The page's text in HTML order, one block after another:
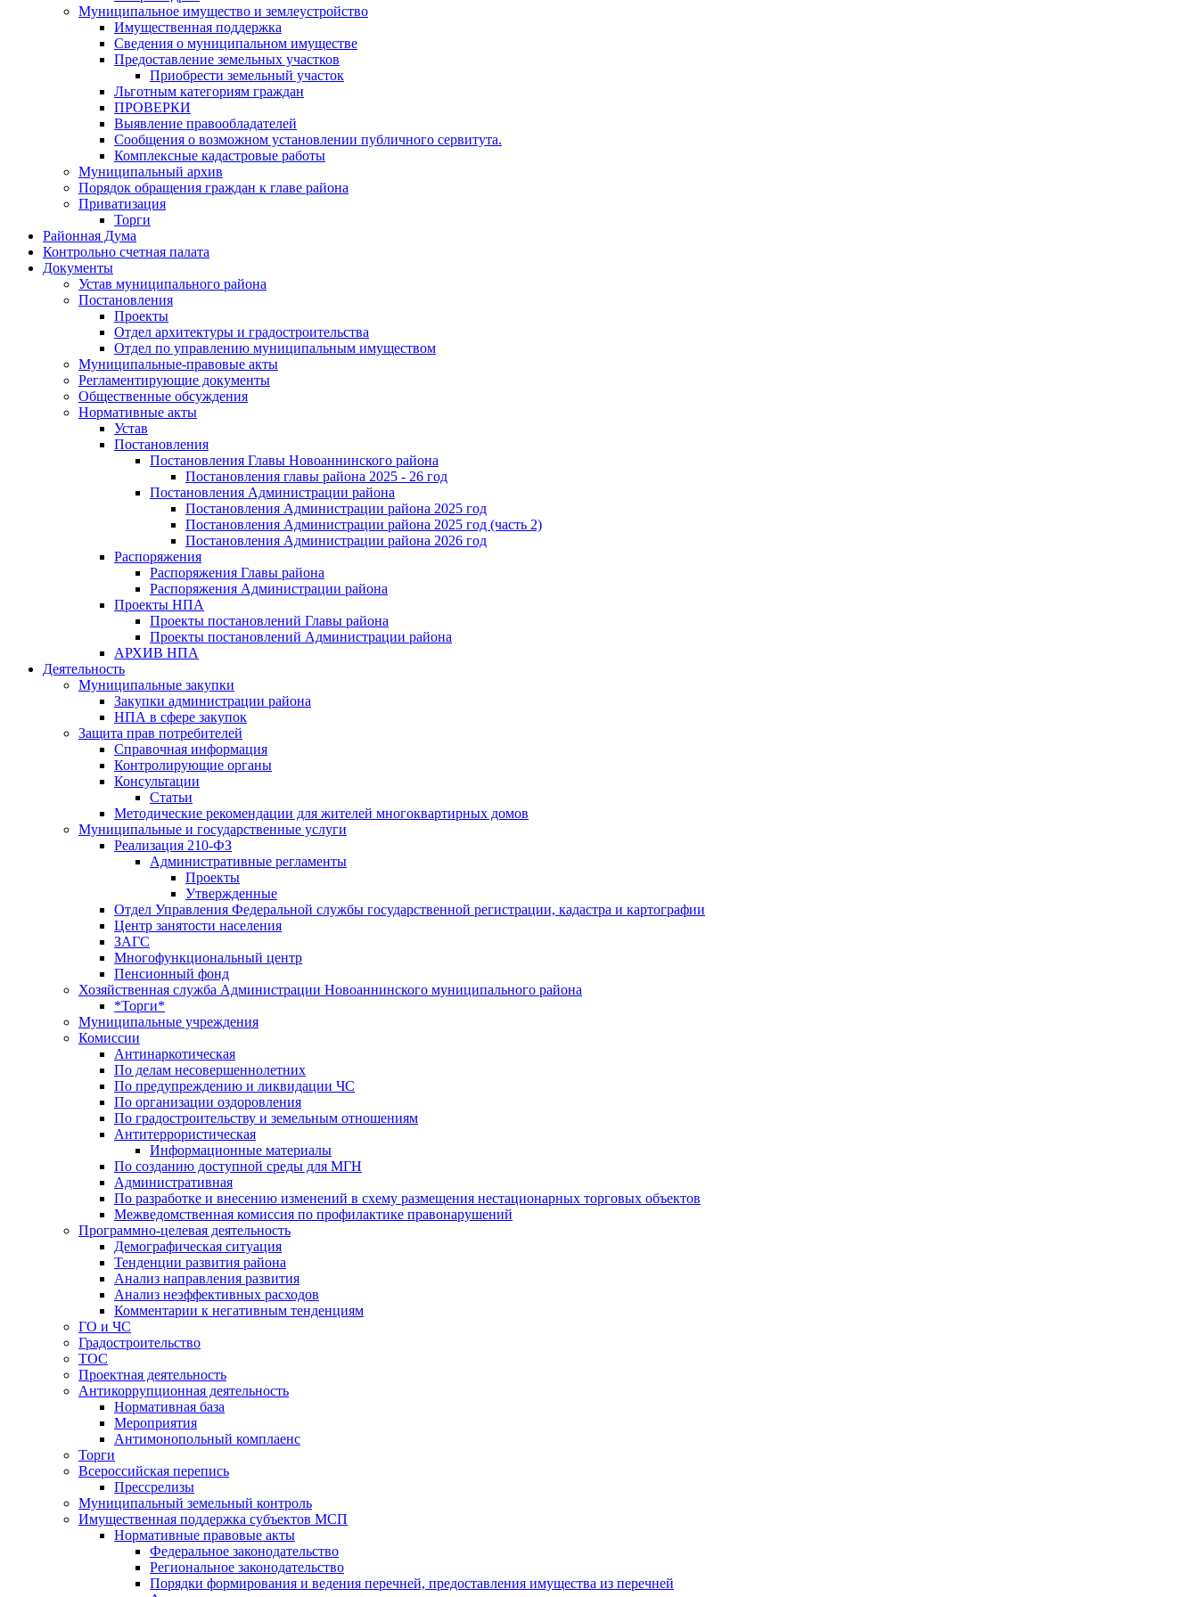
Муниципальное имущество и землеустройство
Имущественная поддержка
Сведения о муниципальном имуществе
Предоставление земельных участков
Приобрести земельный участок
Льготным категориям граждан
ПРОВЕРКИ
Выявление правообладателей
Сообщения о возможном установлении публичного сервитута.
Комплексные кадастровые работы
Муниципальный архив
Порядок обращения граждан к главе района
Приватизация
Торги
Районная Дума
Контрольно счетная палата
Документы
Устав муниципального района
Постановления
Проекты
Отдел архитектуры и градостроительства
Отдел по управлению муниципальным имуществом
Муниципальные-правовые акты
Регламентирующие документы
Общественные обсуждения
Нормативные акты
Устав
Постановления
Постановления Главы Новоаннинского района
Постановления главы района 2025 - 26 год
Постановления Администрации района
Постановления Администрации района 2025 год
Постановления Администрации района 2025 год (часть 2)
Постановления Администрации района 2026 год
Распоряжения
Распоряжения Главы района
Распоряжения Администрации района
Проекты НПА
Проекты постановлений Главы района
Проекты постановлений Администрации района
АРХИВ НПА
Деятельность
Муниципальные закупки
Закупки администрации района
НПА в сфере закупок
Защита прав потребителей
Справочная информация
Контролирующие органы
Консультации
Статьи
Методические рекомендации для жителей многоквартирных домов
Муниципальные и государственные услуги
Реализация 210-ФЗ
Административные регламенты
Проекты
Утвержденные
Отдел Управления Федеральной службы государственной регистрации, кадастра и картографии
Центр занятоcти населения
ЗАГС
Многофункциональный центр
Пенсионный фонд
Хозяйственная служба Администрации Новоаннинского муниципального района
*Торги*
Муниципальные учреждения
Комиссии
Антинаркотическая
По делам несовершеннолетних
По предупреждению и ликвидации ЧС
По организации оздоровления
По градостроительству и земельным отношениям
Антитеррористическая
Информационные материалы
По созданию доступной среды для МГН
Административная
По разработке и внесению изменений в схему размещения нестационарных торговых объектов
Межведомственная комиссия по профилактике правонарушений
Программно-целевая деятельность
Демографическая ситуация
Тенденции развития района
Анализ направления развития
Анализ неэффективных расходов
Комментарии к негативным тенденциям
ГО и ЧС
Градостроительство
ТОС
Проектная деятельность
Антикоррупционная деятельность
Нормативная база
Мероприятия
Антимонопольный комплаенс
Торги
Всероссийская перепись
Прессрелизы
Муниципальный земельный контроль
Имущественная поддержка субъектов МСП
Нормативные правовые акты
Федеральное законодательство
Региональное законодательство
Порядки формирования и ведения перечней, предоставления имущества из перечней